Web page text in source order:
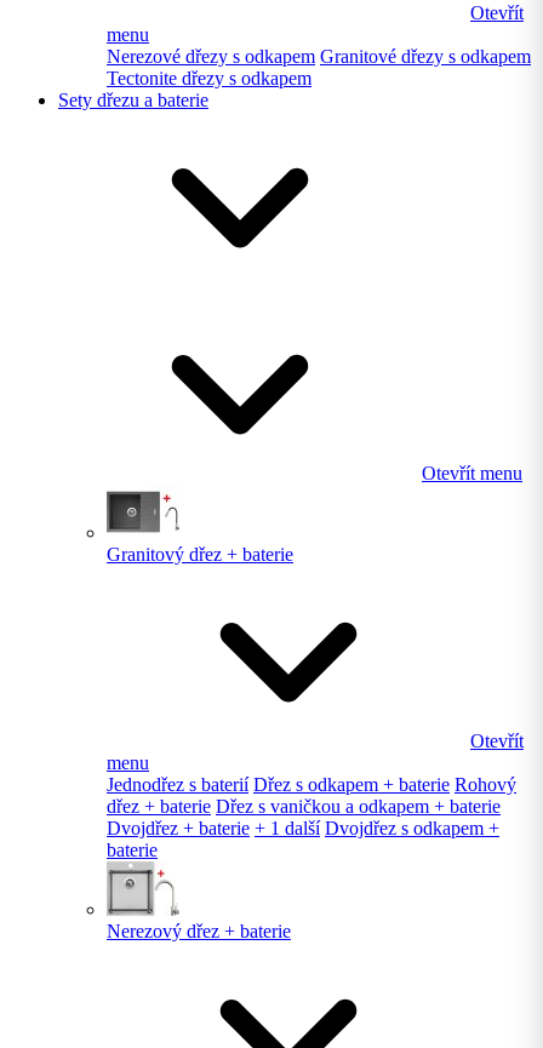
Otevřít
menu
Nerezové dřezy s odkapem Granitové dřezy s odkapem
Tectonite dřezy s odkapem
Sety dřezu a baterie
Otevřít menu
Granitový dřez + baterie
Otevřít
menu
Jednodřez s baterií Dřez s odkapem + baterie Rohový
dřez + baterie Dřez s vaničkou a odkapem + baterie
Dvojdřez + baterie + 1 další Dvojdřez s odkapem +
baterie
Nerezový dřez + baterie